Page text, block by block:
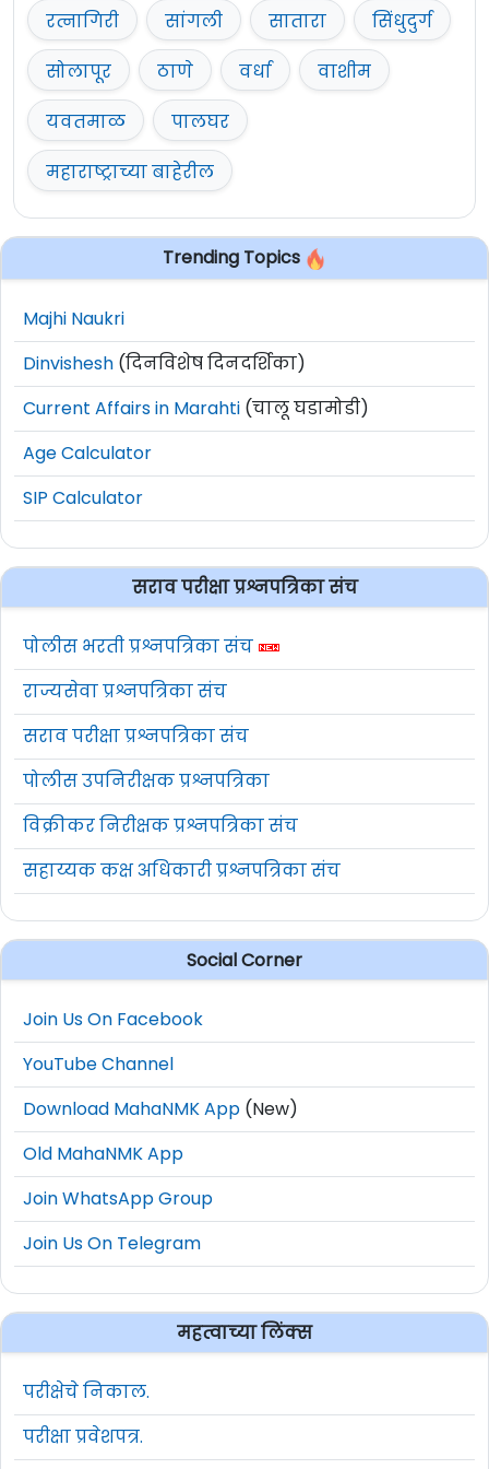
अर्जामध्ये माहिती अपूर्ण असल्यास अर्ज अपात्र
राहील.
अर्जासोबत आवश्यक कागदपत्रे जोडावी.
सविस्तर माहितीसाठी कृपया जाहिरात वाचावी.
अधिक माहितीwww.ncrtc.in
दिलेली आहे.
रत्नागिरी
सांगली सातारा
सिंधुदुर्ग
सोलापूर
ठाणे वर्धा
वाशीम
यवतमाळ
पालघर
महाराष्ट्राच्या बाहेरील
Trending Topics
Majhi Naukri
Dinvishesh (दिनविशेष दिनदर्शिका)
Current Affairs in Marahti (चालू घडामोडी)
Age Calculator
SIP Calculator
सराव परीक्षा प्रश्नपत्रिका संच
पोलीस भरती प्रश्नपत्रिका संच
राज्यसेवा प्रश्नपत्रिका संच
सराव परीक्षा प्रश्नपत्रिका संच
पोलीस उपनिरीक्षक प्रश्नपत्रिका
विक्रीकर निरीक्षक प्रश्नपत्रिका संच
सहाय्यक कक्ष अधिकारी प्रश्नपत्रिका संच
Social Corner
Join Us On Facebook
YouTube Channel
Download MahaNMK App (New)
Old MahaNMK App
Join WhatsApp Group
Join Us On Telegram
महत्वाच्या लिंक्स
परीक्षेचे निकाल.
परीक्षा प्रवेशपत्र.